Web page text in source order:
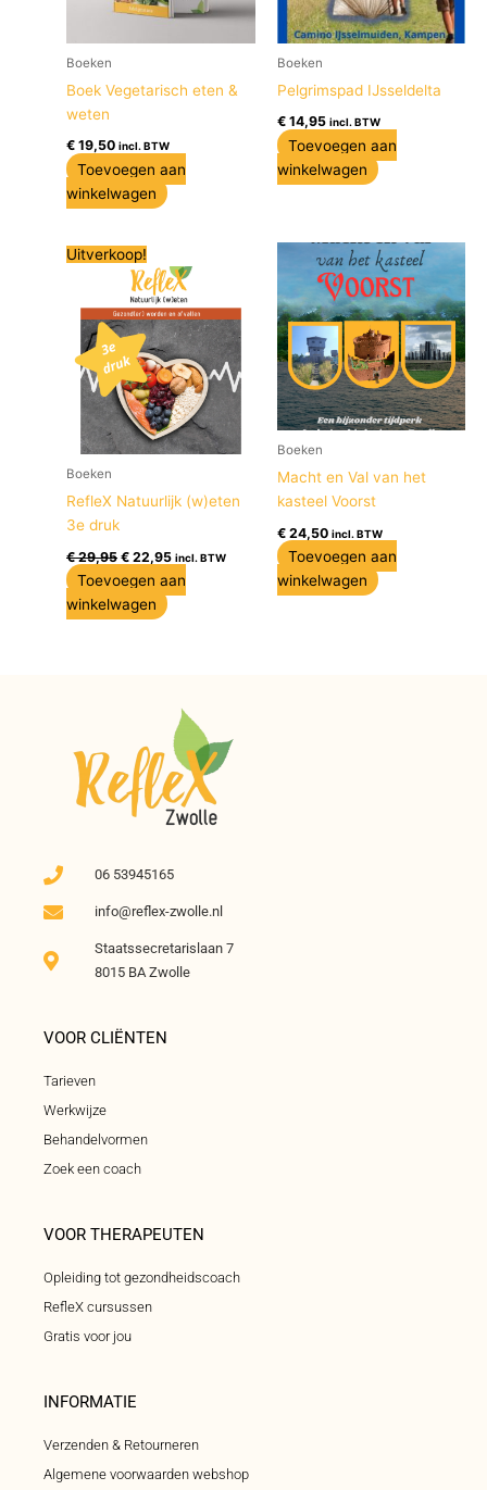
Boeken
Boek Vegetarisch eten &
weten
€ 19,50 incl. BTW
Toevoegen aan
winkelwagen
Boeken
Pelgrimspad IJsseldelta
€14,95 incl. BTW
Toevoegen aan
winkelwagen
Uitverkoop!
Boeken
RefleX Natuurlijk (w)eten
3e druk
€29,95
Oorspronkelijke
prijs
was:
€ 29,95.
€ 22,95
prijs
is:
€ 22,95.
incl. BTW
Toevoegen aan
winkelwagen
Boeken
Macht en Val van het
kasteel Voorst
€24,50 incl. BTW
Toevoegen aan
winkelwagen
06 53945165
info@reflex-zwolle.nl
Staatssecretarislaan 7
8015 BA Zwolle
VOOR CLIËNTEN
Tarieven
Werkwijze
Behandelvormen
Zoek een coach
VOOR THERAPEUTEN
Opleiding tot gezondheidscoach
RefleX cursussen
Gratis voor jou
INFORMATIE
Verzenden & Retourneren
Algemene voorwaarden webshop